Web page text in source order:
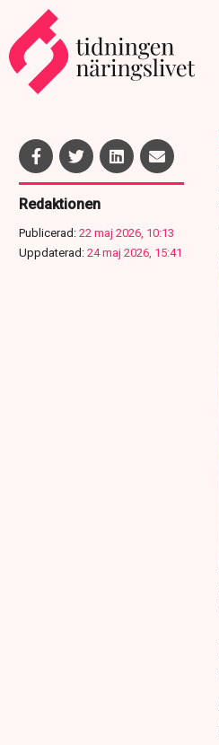
Redaktionen
Publicerad: 22 maj 2026, 10:13
Uppdaterad: 24 maj 2026, 15:41